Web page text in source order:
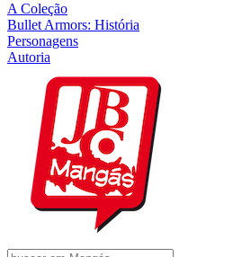
A Coleção
Bullet Armors: História
Personagens
Autoria